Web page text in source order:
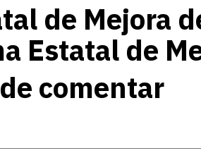
de Mejora
Estatal de
comentar